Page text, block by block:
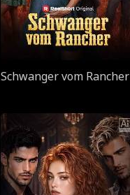
Schwanger vom Rancher